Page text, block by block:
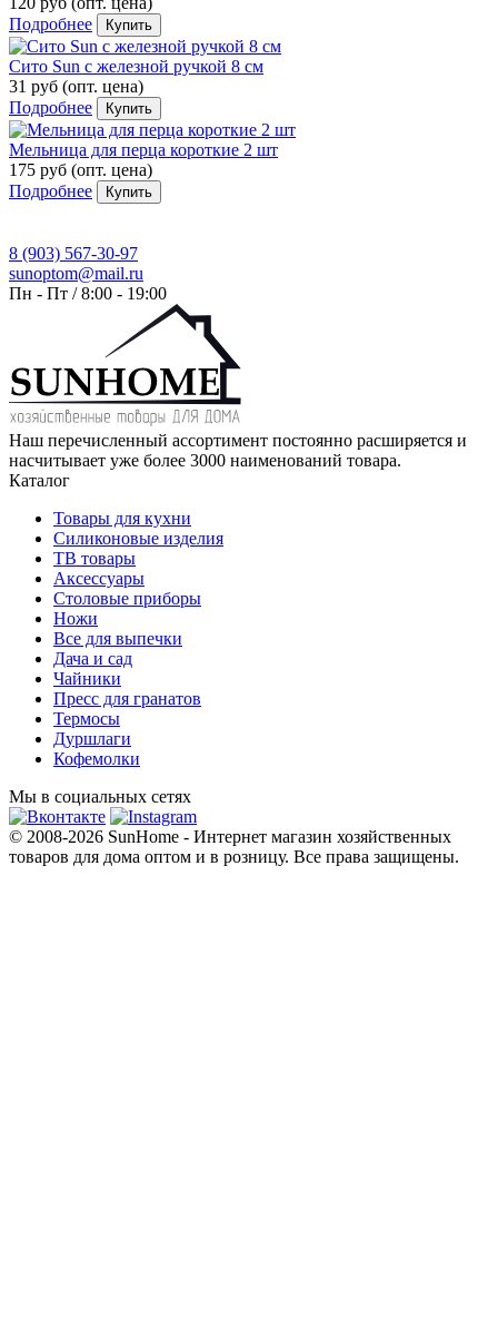
Подробнее
Купить
Сито Sun с железной ручкой 8 см
31 руб (опт. цена)
Подробнее
Купить
Мельница для перца короткие 2 шт
175 руб (опт. цена)
Подробнее
Купить
8 (903) 567-30-97
sunoptom@mail.ru
Пн - Пт / 8:00 - 19:00
Наш перечисленный ассортимент постоянно расширяется и
насчитывает уже более 3000 наименований товара.
Каталог
Товары для кухни
Силиконовые изделия
ТВ товары
Аксессуары
Столовые приборы
Ножи
Все для выпечки
Дача и сад
Чайники
Пресс для гранатов
Термосы
Дуршлаги
Кофемолки
Мы в социальных сетях
© 2008-2026 SunHome - Интернет магазин хозяйственных
товаров для дома оптом и в розницу. Все права защищены.